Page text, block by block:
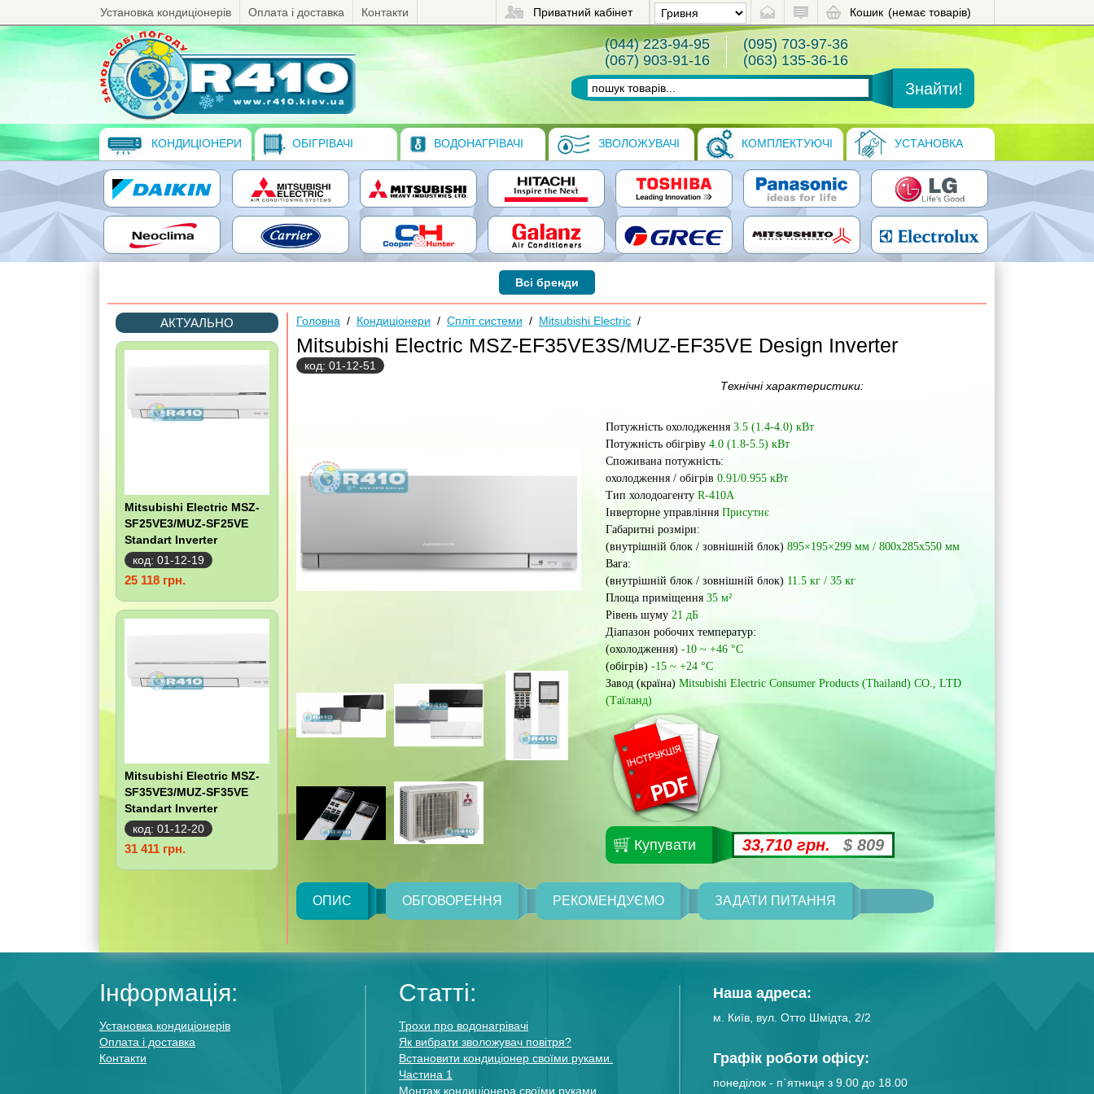
Установка кондиціонерів Оплата і доставка Контакти Кошик (немає товарів)
Приватний кабінет
(044) 223-94-95
(067) 903-91-16
(095) 703-97-36
(063) 135-36-16
КОНДИЦІОНЕРИ ОБІГРІВАЧІ ВОДОНАГРІВАЧІ ЗВОЛОЖУВАЧІ КОМПЛЕКТУЮЧІ УСТАНОВКА
Всі бренди
АКТУАЛЬНО
Mitsubishi Electric MSZ-
SF25VE3/MUZ-SF25VE
Standart Inverter
код: 01-12-19
25 118 грн.
Mitsubishi Electric MSZ-
SF35VE3/MUZ-SF35VE
Standart Inverter
код: 01-12-20
31 411 грн.
Головна / Кондиціонери / Спліт системи / Mitsubishi Electric /
Mitsubishi Electric MSZ-EF35VE3S/MUZ-EF35VE Design Inverter
код: 01-12-51
Технічні характеристики:
Потужність охолодження 3.5 (1.4-4.0) кВт
Потужність обігріву 4.0 (1.8-5.5) кВт
Споживана потужність:
охолодження / обігрів 0.91/0.955 кВт
Тип холодоагенту R-410A
Інверторне управління Присутнє
Габаритні розміри:
(внутрішній блок / зовнішній блок) 895×195×299 мм / 800х285х550 мм
Вага:
(внутрішній блок / зовнішній блок) 11.5 кг / 35 кг
Площа приміщення 35 м²
Рівень шуму 21 дБ
Діапазон робочих температур:
(охолодження) -10 ~ +46 °С
(обігрів) -15 ~ +24 °С
Завод (країна) Mitsubishi Electric Consumer Products (Thailand) CO., LTD
(Таїланд)
Купувати 33,710 грн. $ 809
ОПИС ОБГОВОРЕННЯ РЕКОМЕНДУЄМО ЗАДАТИ ПИТАННЯ
Інформація:
Установка кондиціонерів
Оплата і доставка
Контакти
Статті:
Трохи про водонагрівачі
Як вибрати зволожувач повітря?
Встановити кондиціонер своїми руками.
Частина 1
Монтаж кондиціонера своїми руками.
Наша адреса:
м. Київ, вул. Отто Шмідта, 2/2
Графік роботи офісу:
понеділок - п`ятниця з 9.00 до 18.00